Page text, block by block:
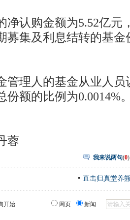
认购金额为5.52亿元
募集及利息结转的基金
理人的基金从业人员
份额的比例为0.0014%
蓉
我来说两句(0)
直击归真堂养
开始 网页 新闻